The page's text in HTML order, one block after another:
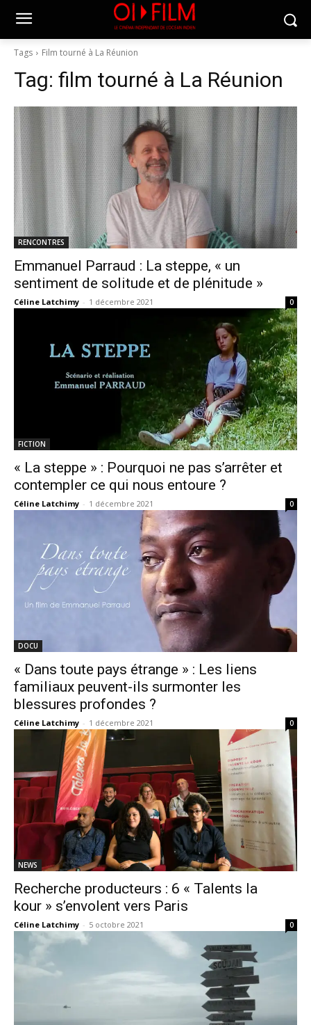
Tags Film tourné à La Réunion
Tag: film tourné à La Réunion
RENCONTRES
Emmanuel Parraud : La steppe, « un
sentiment de solitude et de plénitude »
Céline Latchimy - 1 décembre 2021 0
FICTION
« La steppe » : Pourquoi ne pas s’arrêter et
contempler ce qui nous entoure ?
Céline Latchimy - 1 décembre 2021 0
DOCU
« Dans toute pays étrange » : Les liens
familiaux peuvent-ils surmonter les
blessures profondes ?
Céline Latchimy - 1 décembre 2021 0
NEWS
Recherche producteurs : 6 « Talents la
kour » s’envolent vers Paris
Céline Latchimy - 5 octobre 2021 0